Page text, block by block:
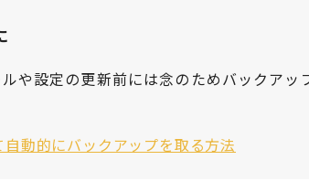
や設定の更新前には念のためバックアッ
動的にバックアップを取る方法